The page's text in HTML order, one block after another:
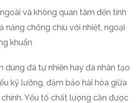
và không quan tâm đến tính
năng chống chịu với nhiệt, ngoại
khuẩn
dùng đá tự nhiên hay đá nhân tạo
kỹ lưỡng, đảm bảo hài hòa giữa
chính. Yếu tố chất lượng cần được